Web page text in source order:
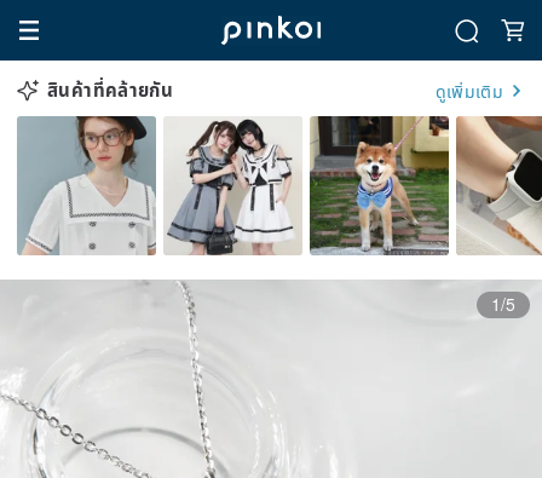
สินค้าที่คล้ายกัน ดูเพิ่มเติม
1/5